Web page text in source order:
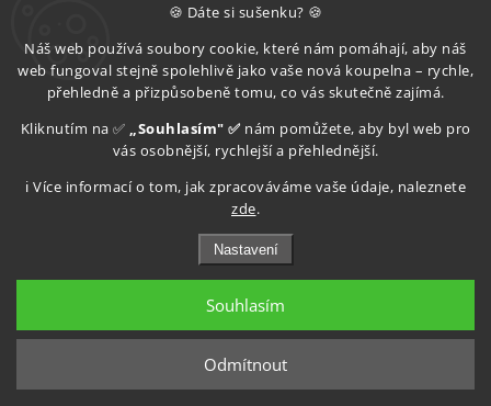
🍪 Dáte si sušenku? 🍪
Náš web používá soubory cookie, které nám pomáhají, aby náš
web fungoval stejně spolehlivě jako vaše nová koupelna – rychle,
přehledně a přizpůsobeně tomu, co vás skutečně zajímá.
Kliknutím na ✅ „Souhlasím" ✅ nám pomůžete, aby byl web pro
vás osobnější, rychlejší a přehlednější.
ℹ️ Více informací o tom, jak zpracováváme vaše údaje, naleznete
zde.
Nastavení
Odmítnout
Souhlasím
Správně zvolený držák toaletního papíru přispívá k
funkčnosti prostoru a zároveň ladí s celkovým designem
interiéru.
V naší nabídce najdete různorodé typy držáků – od
modelypro rychlou výměnu rolí, až podržáky s policí nebo
pro další doplňky. Výběr materiálů
zahrnuje odolné a snadno udržovatelné varianty z
, ale i modernímatné povrchové úpravy
které jsou odolné vůči vlhkosti a korozi.
Klíčová slova, která zákazníci často vyhledávají, zahrnují
držáky toaletního papíru, koupelnové držáky papíru,
nerezové držáky, designové držáky WC papíru, držáky s